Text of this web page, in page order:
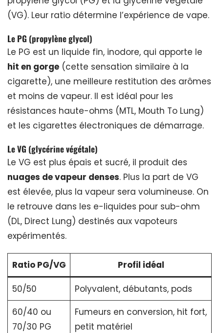
(VG). Leur ratio détermine l’expérience de vape.
Le PG (propylène glycol)
Le PG est un liquide fin, inodore, qui apporte le
hit en gorge (cette sensation similaire à la
cigarette), une meilleure restitution des arômes
et moins de vapeur. Il est idéal pour les
résistances haute-ohms (MTL, Mouth To Lung)
et les cigarettes électroniques de démarrage.
Le VG (glycérine végétale)
Le VG est plus épais et sucré, il produit des
nuages de vapeur denses. Plus la part de VG
est élevée, plus la vapeur sera volumineuse. On
le retrouve dans les e-liquides pour sub-ohm
(DL, Direct Lung) destinés aux vapoteurs
expérimentés.
Ratio PG/VG Profil idéal
50/50
Polyvalent, débutants, pods
60/40 ou
70/30 PG
Fumeurs en conversion, hit fort,
petit matériel